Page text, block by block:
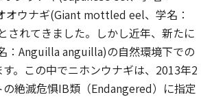
オウナギ(Giant mottled eel、学名：
されてきました。しかし近年、新たに
： Anguilla anguilla)の自然環境下での
。この中でニホンウナギは、2013年2
絶滅危惧IB類（Endangered）に指定